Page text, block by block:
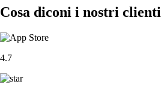
Cosa diconi i nostri clienti
4.7